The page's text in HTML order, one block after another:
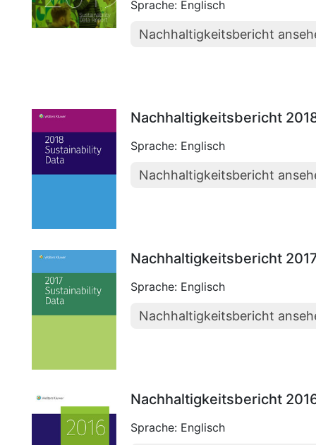
Sprache: Englisch
Nachhaltigkeitsbericht
Nachhaltigkeitsbericht
Sprache: Englisch
Nachhaltigkeitsbericht
Nachhaltigkeitsbericht
Sprache: Englisch
Nachhaltigkeitsbericht
Nachhaltigkeitsbericht
Sprache: Englisch